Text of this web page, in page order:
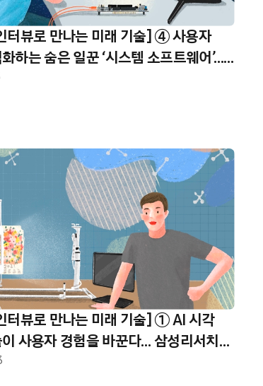
터뷰로 만나는 미래 기술] ④ 사용자
하는 숨은 일꾼 ‘시스템 소프트웨어’…
러시아 연구소
터뷰로 만나는 미래 기술] ① AI 시각
사용자 경험을 바꾼다… 삼성리서치
연구소